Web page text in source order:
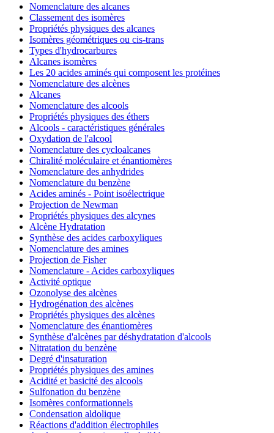
Nomenclature des alcanes
Classement des isomères
Propriétés physiques des alcanes
Isomères géométriques ou cis-trans
Types d'hydrocarbures
Alcanes isomères
Les 20 acides aminés qui composent les protéines
Nomenclature des alcènes
Alcanes
Nomenclature des alcools
Propriétés physiques des éthers
Alcools - caractéristiques générales
Oxydation de l'alcool
Nomenclature des cycloalcanes
Chiralité moléculaire et énantiomères
Nomenclature des anhydrides
Nomenclature du benzène
Acides aminés - Point isoélectrique
Projection de Newman
Propriétés physiques des alcynes
Alcène Hydratation
Synthèse des acides carboxyliques
Nomenclature des amines
Projection de Fisher
Nomenclature - Acides carboxyliques
Activité optique
Ozonolyse des alcènes
Hydrogénation des alcènes
Propriétés physiques des alcènes
Nomenclature des énantiomères
Synthèse d'alcènes par déshydratation d'alcools
Nitratation du benzène
Degré d'insaturation
Propriétés physiques des amines
Acidité et basicité des alcools
Sulfonation du benzène
Isomères conformationnels
Condensation aldolique
Réactions d'addition électrophiles